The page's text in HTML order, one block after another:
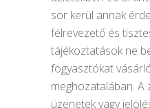
sor kerül annak
félrevezető és
tájékoztatások ne
fogyasztókat
meghozatalában. A
üzenetek vagy